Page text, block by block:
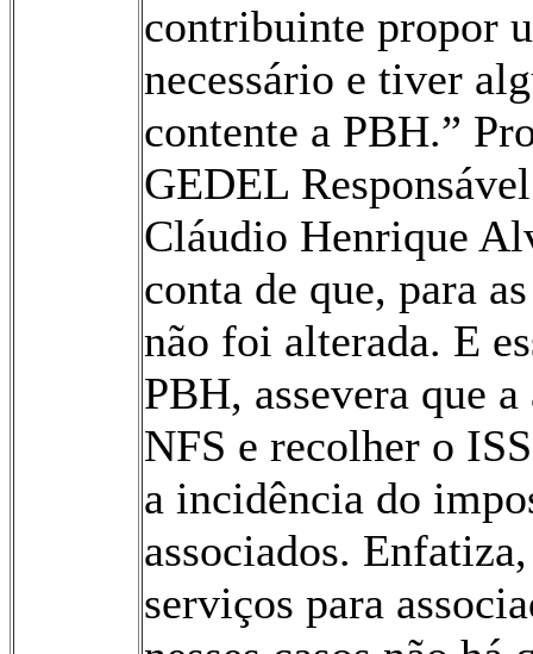
contribuinte propor
necessário e tiver
contente a PBH.”
GEDEL
Cláudio Henrique
conta de que, para
não foi alterada. E
PBH, assevera que
NFS e recolher o
a incidência do
associados.
serviços para